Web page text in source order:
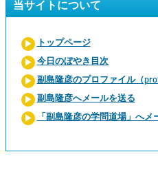
当サイトについて
トップページ
今日のぼやき目次
副島隆彦のプロファイル（
副島隆彦へメールを送る
「副島隆彦の学問道場」へメ